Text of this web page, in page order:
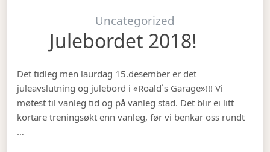
Uncategorized
Julebordet 2018!
Det tidleg men laurdag 15.desember er det
juleavslutning og julebord i «Roald`s Garage»!!! Vi
møtest til vanleg tid og på vanleg stad. Det blir ei litt
kortare treningsøkt enn vanleg, før vi benkar oss rundt
…